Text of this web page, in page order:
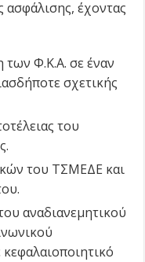
έχοντας
των Φ.Κ.Α. σε έναν
σχετικής
του
του ΤΣΜΕΔΕ και
αναδιανεμητικού